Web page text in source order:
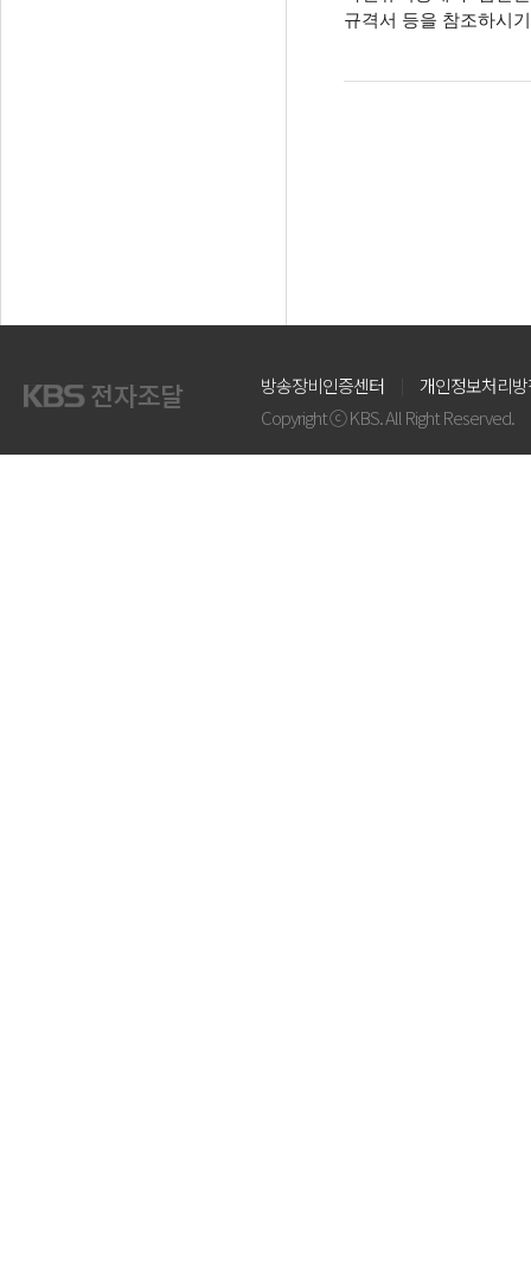
규격서 등을 참조하시
방송장비인증센터
개인정보처리
Copyright ⓒ KBS. All Right Reserved.